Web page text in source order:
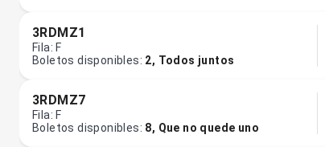
3RDMZ1
Fila: F
Boletos disponibles: 2, Todos juntos
3RDMZ7
Fila: F
Boletos disponibles: 8, Que no quede uno